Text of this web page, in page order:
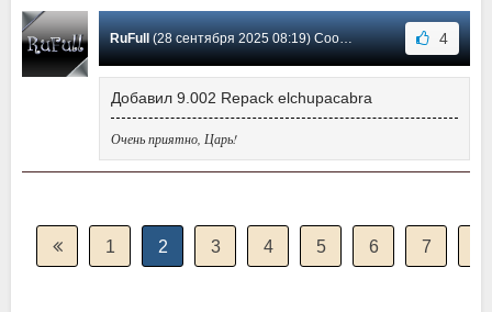
RuFull(28 сентября 2025 08:19) Сообщение #90 4
Добавил 9.002 Repack elchupacabra
Очень приятно, Царь!
1 2 3 4 5 6 7